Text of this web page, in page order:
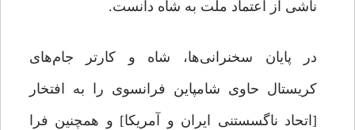
ناشی از اعتماد ملت به شاه دانست.
در پایان سخنرانی‌ها، شاه و کارتر جام‌های
کریستال حاوی شامپاین فرانسوی را به افتخار
[اتحاد ناگسستنی ایران و آمریکا] و همچنین فرا